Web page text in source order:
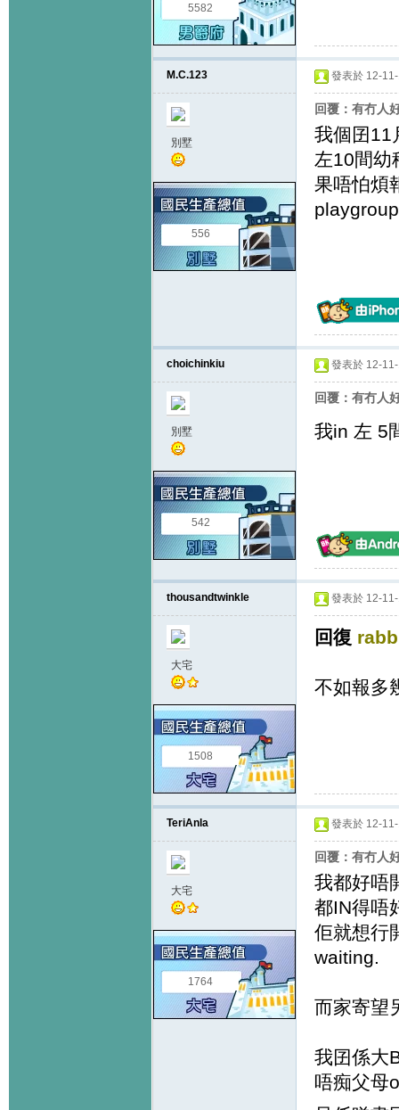
5582
M.C.123
別墅
556
發表於 12-
回覆：有冇人
我個囝11
左10間幼
果唔怕煩
choichinkiu
別墅
542
發表於 12-
回覆：有冇人
我in 左 5
thousandtwinkle
大宅
1508
發表於 12-
回復
不如報多
TeriAnla
大宅
1764
發表於 12-
回覆：有冇人
我都好唔
都IN得唔
佢就想行
waiting.
而家寄望
我囝係大
唔痴父母